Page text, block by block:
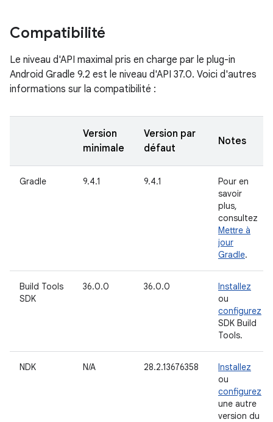
Compatibilité
Le niveau d'API maximal pris en charge par le plug-in
Android Gradle 9.2 est le niveau d'API 37.0. Voici d'autres
informations sur la compatibilité :
Version
minimale
Version par
défaut
Notes
Gradle 9.4.1 9.4.1
Pour en
savoir
plus,
consultez
Mettre à
jour
Gradle.
Build Tools
SDK
36.0.0 36.0.0
Installez
ou
configurez
SDK Build
Tools.
NDK N/A 28.2.13676358
Installez
ou
configurez
une autre
version du